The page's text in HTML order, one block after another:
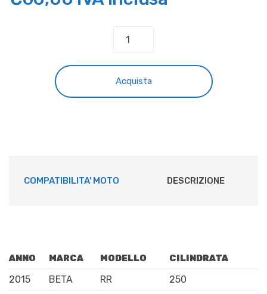
BETA
RR
Acquista
COMPATIBILITA' MOTO DESCRIZIONE
ANNO MARCA MODELLO CILINDRATA
2015 BETA RR
250